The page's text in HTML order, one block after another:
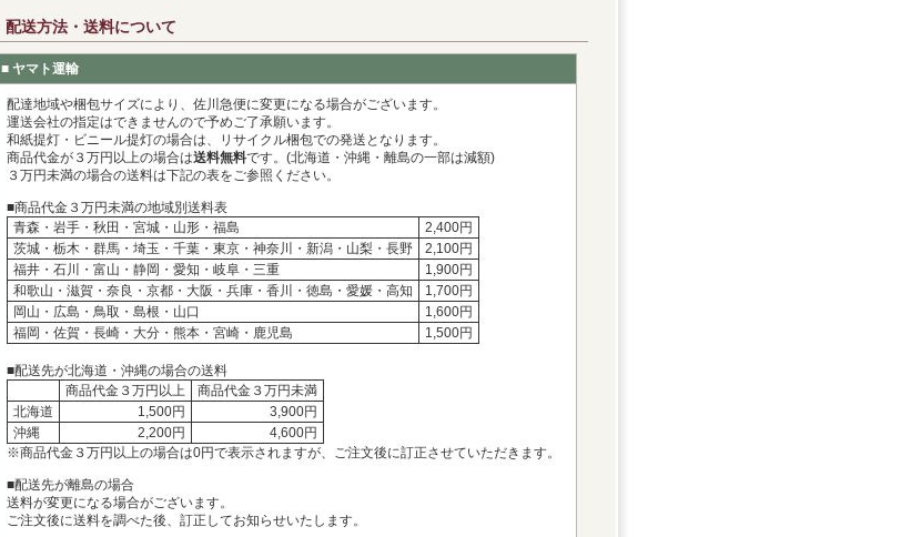
配送方法・送料について
■ ヤマト運輸
配達地域や梱包サイズにより、佐川急便に変更になる場合がございます。
運送会社の指定はできませんので予めご了承願います。
和紙提灯・ビニール提灯の場合は、リサイクル梱包での発送となります。
商品代金が３万円以上の場合は送料無料です。(北海道・沖縄・離島の一部は減額)
３万円未満の場合の送料は下記の表をご参照ください。
■商品代金３万円未満の地域別送料表
青森・岩手・秋田・宮城・山形・福島
2,400円
茨城・栃木・群馬・埼玉・千葉・東京・神奈川・新潟・山梨・長野
2,100円
福井・石川・富山・静岡・愛知・岐阜・三重
1,900円
和歌山・滋賀・奈良・京都・大阪・兵庫・香川・徳島・愛媛・高知
1,700円
岡山・広島・鳥取・島根・山口
1,600円
福岡・佐賀・長崎・大分・熊本・宮崎・鹿児島
1,500円
■配送先が北海道・沖縄の場合の送料
商品代金３万円以上
商品代金３万円未満
北海道
1,500円
3,900円
沖縄
2,200円
4,600円
※商品代金３万円以上の場合は0円で表示されますが、ご注文後に訂正させていただきます。
■配送先が離島の場合
送料が変更になる場合がございます。
ご注文後に送料を調べた後、訂正してお知らせいたします。